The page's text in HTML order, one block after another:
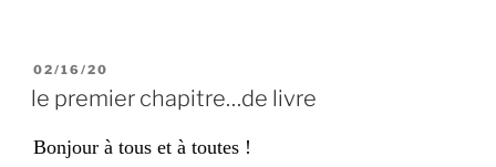
PUBLIÉ
LE
02/16/20
le premier chapitre…de livre
Bonjour à tous et à toutes !